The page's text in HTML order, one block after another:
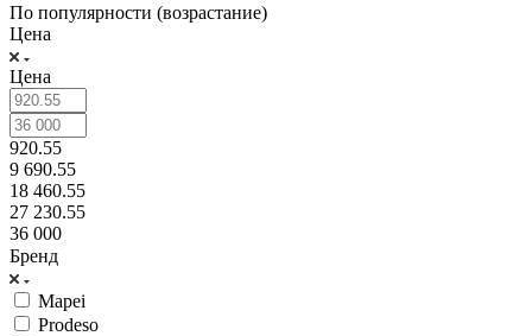
По популярности (возрастание)
Цена
Цена
920.55
9 690.55
18 460.55
27 230.55
36 000
Бренд
Mapei
Prodeso